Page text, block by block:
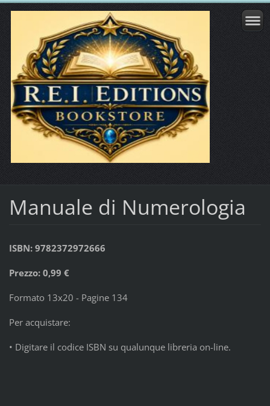
Manuale di Numerologia
ISBN: 9782372972666
Prezzo: 0,99 €
Formato 13x20 - Pagine 134
Per acquistare:
• Digitare il codice ISBN su qualunque libreria on-line.